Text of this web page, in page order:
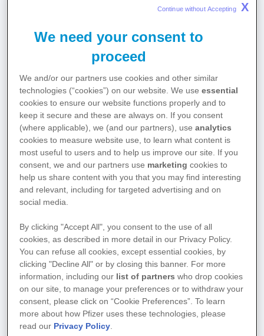
ein radiologischer Progress (nach Definition der
Der PSA-Wert gibt die Konzentration des
prostataspezifischen Antigens (PSA) im Blut
an. Hierbei handelt es sich um ein Protein,
welches nur in der Prostata gebildet wird und
häufig bei einem Prostatakarzinom erhöht ist.
Ein Anstieg des PSA-Wertes während einer
Krebstherapie kann auf einen Progress
hindeuten. Aus diesem Grund wird während
einer Behandlung, z. B. unter ADT, eine
regelmäßige Überwachung des PSA-Wertes
empfohlen. 2
Darüber hinaus spielt der PSA-Wert bei der
Früherkennung, Therapieentscheidung und
der Nachbeobachtung eine zentrale Rolle.
We need your consent to
proceed
We and/or our partners use cookies and other similar
technologies (“cookies”) on our website. We useessential
cookies to ensure our website functions properly and to
keep it secure and these are always on. If you consent
(where applicable), we (and our partners), useanalytics
cookies to measure website use, to learn what content is
most useful to users and to help us improve our site. If you
consent, we and our partners use marketing cookies to
help us share content with you that you may find interesting
and relevant, including for targeted advertising and on
social media.
By clicking "Accept All", you consent to the use of all
cookies, as described in more detail in our Privacy Policy.
You can refuse all cookies, except essential cookies, by
clicking "Decline All" or by closing this banner. For more
information, including our list of partners who drop cookies
on our site, to manage your preferences or to withdraw your
consent, please click on “Cookie Preferences”. To learn
more about how Pfizer uses these technologies, please
read our Privacy Policy
Continue without Accepting X